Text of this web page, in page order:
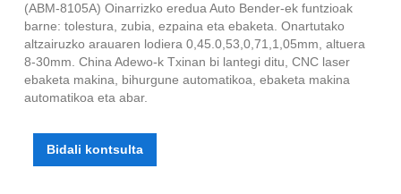
(ABM-8105A) Oinarrizko eredua Auto Bender-ek funtzioak
barne: tolestura, zubia, ezpaina eta ebaketa. Onartutako
altzairuzko arauaren lodiera 0,45.0,53,0,71,1,05mm, altuera
8-30mm. China Adewo-k Txinan bi lantegi ditu, CNC laser
ebaketa makina, bihurgune automatikoa, ebaketa makina
automatikoa eta abar.
Bidali kontsulta